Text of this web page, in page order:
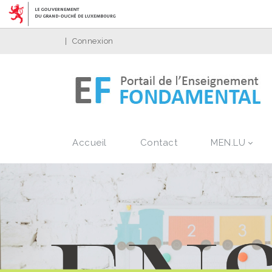
Connexion
Accueil Contact MEN.LU